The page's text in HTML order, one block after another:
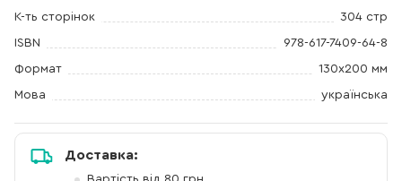
К-ть сторінок 304 стр
ISBN 978-617-7409-64-8
Формат 130х200 мм
Мова українська
Доставка: